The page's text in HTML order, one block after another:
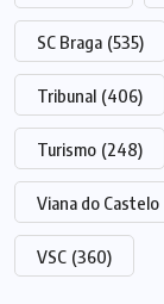
SC Braga (535)
Tribunal (406)
Turismo (248)
Viana do Castelo
VSC (360)